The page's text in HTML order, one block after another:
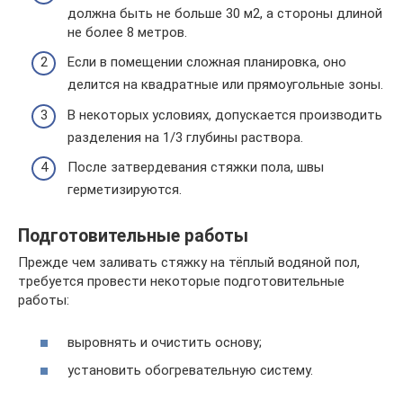
должна быть не больше 30 м2, а стороны длиной
не более 8 метров.
Если в помещении сложная планировка, оно
делится на квадратные или прямоугольные зоны.
В некоторых условиях, допускается производить
разделения на 1/3 глубины раствора.
После затвердевания стяжки пола, швы
герметизируются.
Подготовительные работы
Прежде чем заливать стяжку на тёплый водяной пол,
требуется провести некоторые подготовительные
работы:
выровнять и очистить основу;
установить обогревательную систему.